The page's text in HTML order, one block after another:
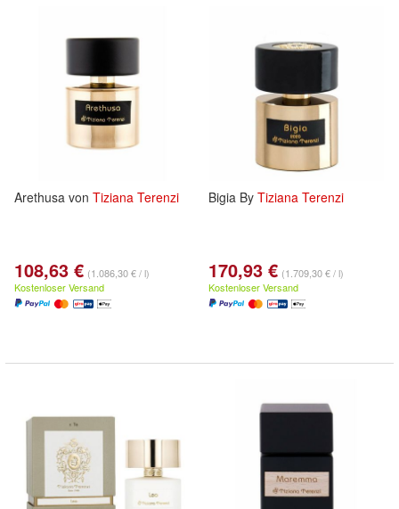
Arethusa von Tiziana Terenzi
108,63 € (1.086,30 € / l)
Kostenloser Versand
Bigia By Tiziana Terenzi
170,93 € (1.709,30 € / l)
Kostenloser Versand